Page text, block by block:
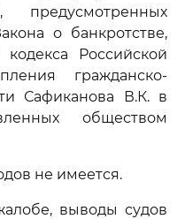
предусмотренных
о банкротстве,
Российской
гражданско-
Сафиканова В.К. в
обществом
не имеется.
выводы судов